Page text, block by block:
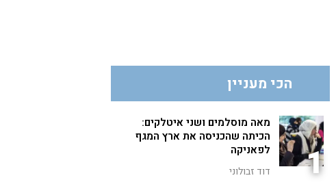
הכי מעניין
1
מאה מוסלמים ושני איטלקים:
הכיתה שהכניסה את ארץ המגף
לפאניקה
דוד זבולוני